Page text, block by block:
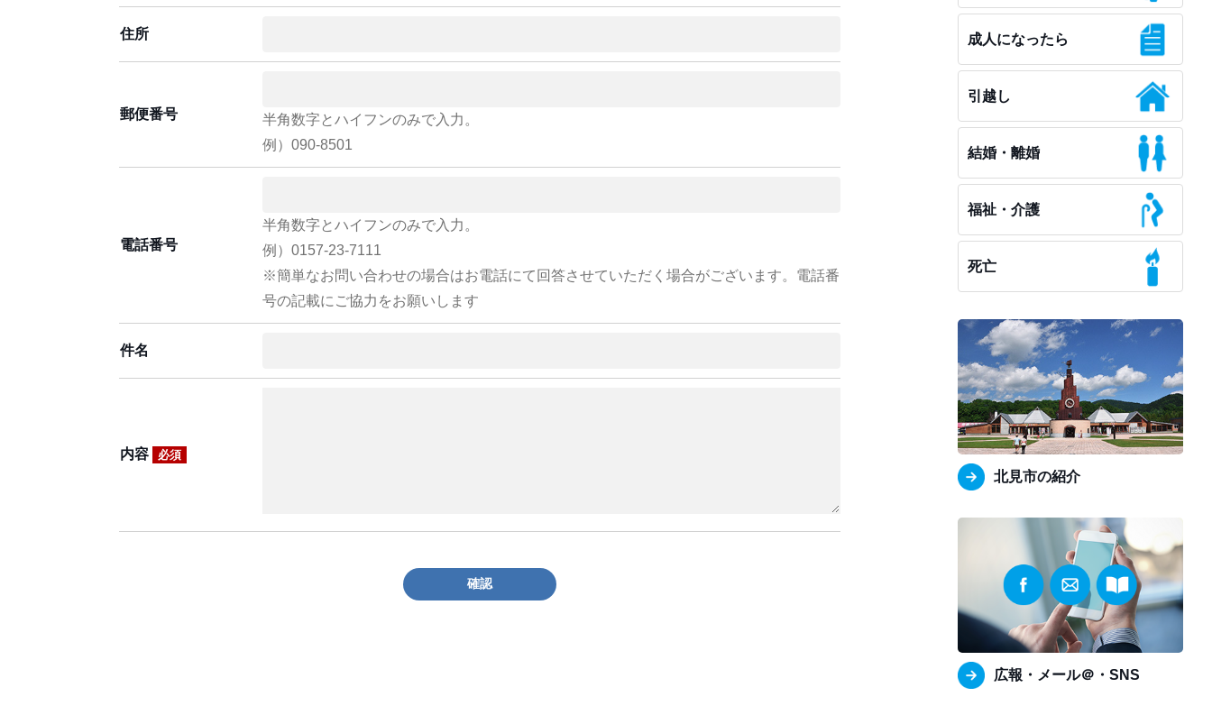
住所
郵便番号
半角数字とハイフンのみで入力。
例）090-8501
電話番号
半角数字とハイフンのみで入力。
例）0157-23-7111
※簡単なお問い合わせの場合はお電話にて回答させていただく場合がございます。電話番
号の記載にご協力をお願いします
件名
内容 必須
確認
成人になったら
引越し
結婚・離婚
福祉・介護
死亡
北見市の紹介
広報・メール＠・SNS